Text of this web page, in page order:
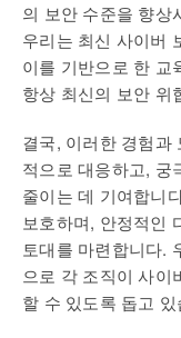
의 보안 수준을 향상
우리는 최신 사이버
이를 기반으로 한 교
항상 최신의 보안 위
결국, 이러한 경험과
적으로 대응하고, 궁
줄이는 데 기여합니
보호하며, 안정적인
토대를 마련합니다.
으로 각 조직이 사이
할 수 있도록 돕고 있